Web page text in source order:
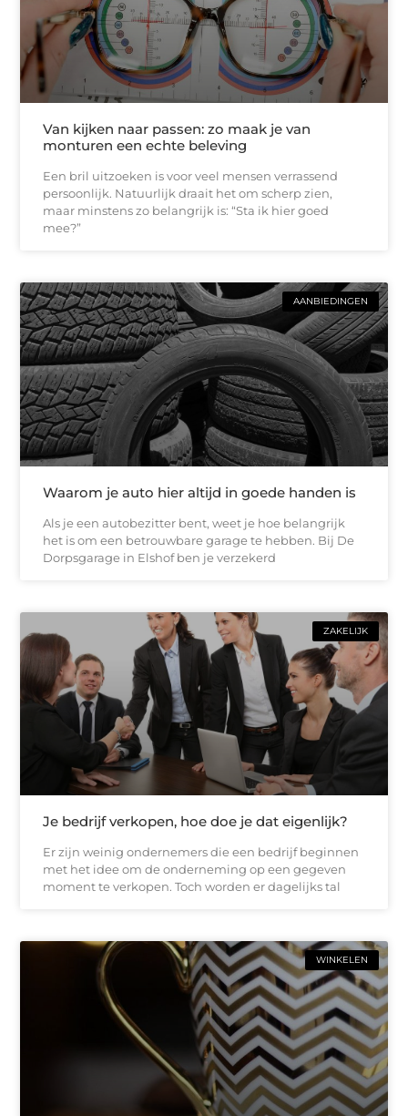
Van kijken naar passen: zo maak je van
monturen een echte beleving
Een bril uitzoeken is voor veel mensen verrassend
persoonlijk. Natuurlijk draait het om scherp zien,
maar minstens zo belangrijk is: “Sta ik hier goed
mee?”
AANBIEDINGEN
Waarom je auto hier altijd in goede handen is
Als je een autobezitter bent, weet je hoe belangrijk
het is om een betrouwbare garage te hebben. Bij De
Dorpsgarage in Elshof ben je verzekerd
ZAKELIJK
Je bedrijf verkopen, hoe doe je dat eigenlijk?
Er zijn weinig ondernemers die een bedrijf beginnen
met het idee om de onderneming op een gegeven
moment te verkopen. Toch worden er dagelijks tal
WINKELEN